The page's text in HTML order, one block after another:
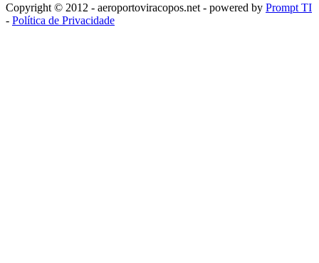
Copyright © 2012 - aeroportoviracopos.net - powered by Prompt TI
- Política de Privacidade